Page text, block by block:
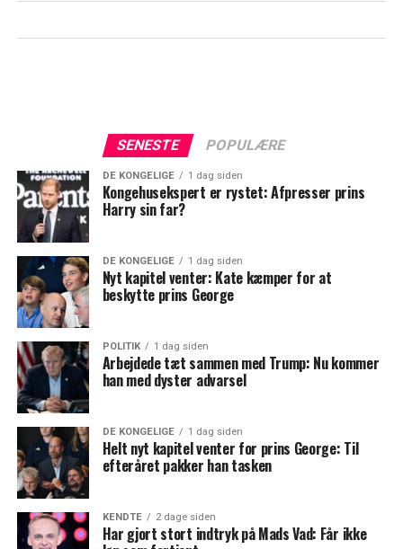
SENESTE POPULÆRE
DE KONGELIGE 1 dag siden
Kongehusekspert er rystet: Afpresser prins
Harry sin far?
DE KONGELIGE 1 dag siden
Nyt kapitel venter: Kate kæmper for at
beskytte prins George
POLITIK 1 dag siden
Arbejdede tæt sammen med Trump: Nu kommer
han med dyster advarsel
DE KONGELIGE 1 dag siden
Helt nyt kapitel venter for prins George: Til
efteråret pakker han tasken
KENDTE 2 dage siden
Har gjort stort indtryk på Mads Vad: Får ikke